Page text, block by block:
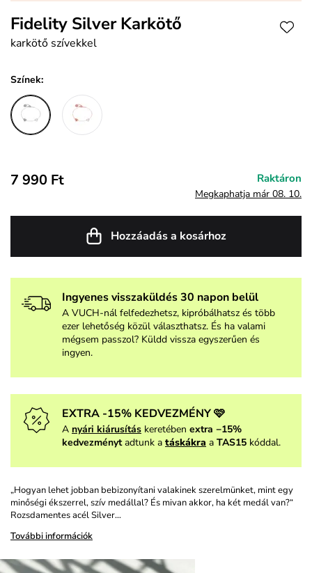
Fidelity Silver Karkötő
karkötő szívekkel
Színek:
7 990 Ft Raktáron
Megkaphatja már 08. 10.
Hozzáadás a kosárhoz
Ingyenes visszaküldés 30 napon belül
A VUCH-nál felfedezhetsz, kipróbálhatsz és több
ezer lehetőség közül választhatsz. És ha valami
mégsem passzol? Küldd vissza egyszerűen és
ingyen.
EXTRA -15% KEDVEZMÉNY 🩷
A nyári kiárusítás keretében extra −15%
kedvezménytadtunk a táskákra a TAS15 kóddal.
„Hogyan lehet jobban bebizonyítani valakinek szerelmünket, mint egy
minőségi ékszerrel, szív medállal? És mivan akkor, ha két medál van?“
Rozsdamentes acél Silver…
További információk